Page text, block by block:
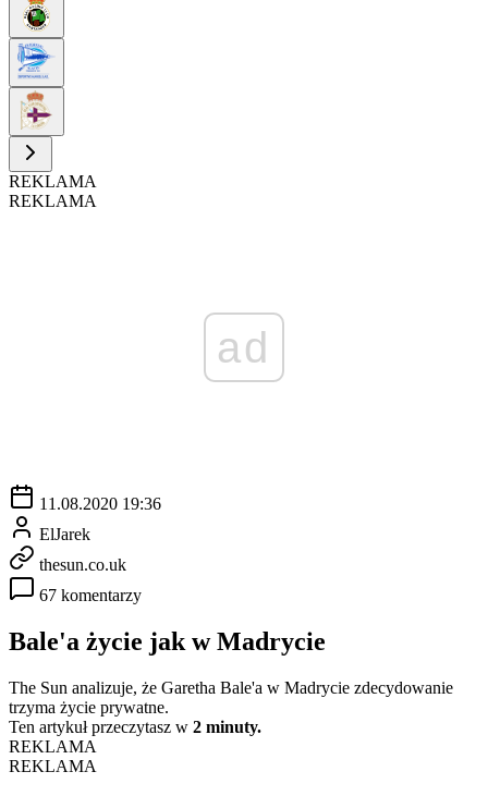
REKLAMA
REKLAMA
ad
11.08.2020 19:36
ElJarek
thesun.co.uk
67 komentarzy
Bale'a życie jak w Madrycie
The Sun analizuje, że Garetha Bale'a w Madrycie zdecydowanie
trzyma życie prywatne.
Ten artykuł przeczytasz w 2 minuty.
REKLAMA
REKLAMA